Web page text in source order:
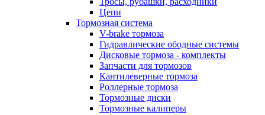
Цепи
Тормозная система
V-brake тормоза
Гидравлические ободные системы
Дисковые тормоза - комплекты
Запчасти для тормозов
Кантилеверные тормоза
Роллерные тормоза
Тормозные диски
Тормозные калиперы